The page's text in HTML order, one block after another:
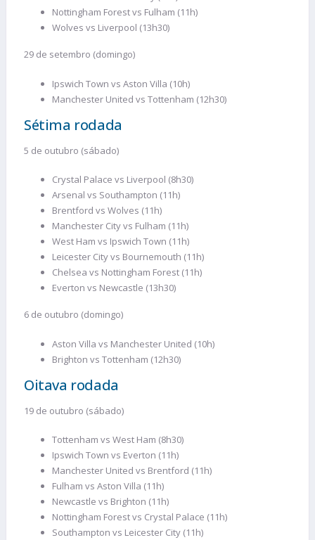
Nottingham Forest vs Fulham (11h)
Wolves vs Liverpool (13h30)
29 de setembro (domingo)
Ipswich Town vs Aston Villa (10h)
Manchester United vs Tottenham (12h30)
Sétima rodada
5 de outubro (sábado)
Crystal Palace vs Liverpool (8h30)
Arsenal vs Southampton (11h)
Brentford vs Wolves (11h)
Manchester City vs Fulham (11h)
West Ham vs Ipswich Town (11h)
Leicester City vs Bournemouth (11h)
Chelsea vs Nottingham Forest (11h)
Everton vs Newcastle (13h30)
6 de outubro (domingo)
Aston Villa vs Manchester United (10h)
Brighton vs Tottenham (12h30)
Oitava rodada
19 de outubro (sábado)
Tottenham vs West Ham (8h30)
Ipswich Town vs Everton (11h)
Manchester United vs Brentford (11h)
Fulham vs Aston Villa (11h)
Newcastle vs Brighton (11h)
Nottingham Forest vs Crystal Palace (11h)
Southampton vs Leicester City (11h)